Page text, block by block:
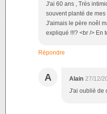
J'ai 60 ans , Très
souvent planté de
J'aimais le père noêl
expliqué !!!? <br /> En
Répondre
A Alain 27/12/
J'ai oublié de